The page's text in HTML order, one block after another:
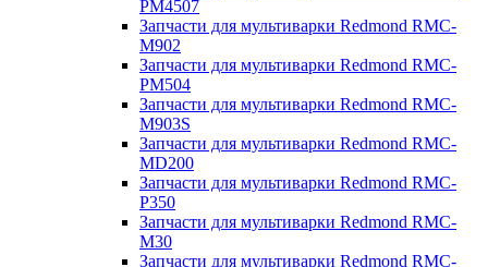
PM4507
Запчасти для мультиварки Redmond RMC-
M902
Запчасти для мультиварки Redmond RMC-
PM504
Запчасти для мультиварки Redmond RMC-
M903S
Запчасти для мультиварки Redmond RMC-
MD200
Запчасти для мультиварки Redmond RMC-
P350
Запчасти для мультиварки Redmond RMC-
M30
Запчасти для мультиварки Redmond RMC-